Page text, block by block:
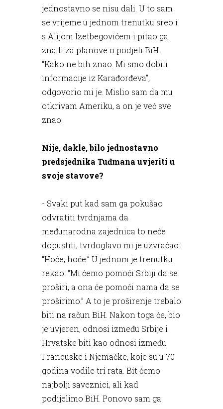
jednostavno se nisu dali. U to sam
se vrijeme u jednom trenutku sreo i
s Alijom Izetbegovićem i pitao ga
zna li za planove o podjeli BiH.
“Kako ne bih znao. Mi smo dobili
informacije iz Karađorđeva”,
odgovorio mi je. Mislio sam da mu
otkrivam Ameriku, a on je već sve
znao.
Nije, dakle, bilo jednostavno
predsjednika Tuđmana uvjeriti u
svoje stavove?
- Svaki put kad sam ga pokušao
odvratiti tvrdnjama da
međunarodna zajednica to neće
dopustiti, tvrdoglavo mi je uzvraćao:
“Hoće, hoće.” U jednom je trenutku
rekao: “Mi ćemo pomoći Srbiji da se
proširi, a ona će pomoći nama da se
proširimo.” A to je proširenje trebalo
biti na račun BiH. Nakon toga će, bio
je uvjeren, odnosi između Srbije i
Hrvatske biti kao odnosi između
Francuske i Njemačke, koje su u 70
godina vodile tri rata. Bit ćemo
najbolji saveznici, ali kad
podijelimo BiH. Ponovo sam ga